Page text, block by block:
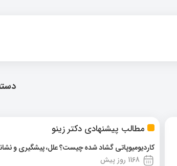
مطالب پیشنهادی دکتر زینو
کاردیومیوپاتی گشاد شده چیست؟ علل، پیشگیری و
1168 روز پیش